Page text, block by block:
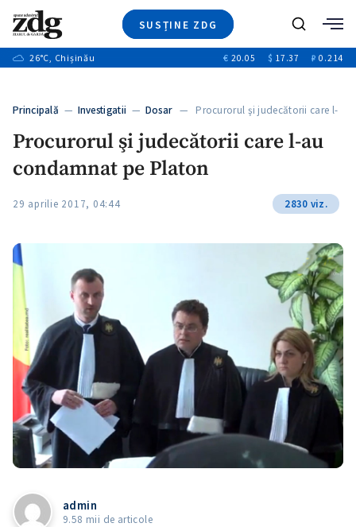
SUSȚINE ZDG
Ştiri
+7
Video
Special
+1
+1
+2
Caută
26°C, Chișinău € 20.05 $ 17.37 ₽ 0.214
Principală — Investigatii — Dosar— Procurorul şi judecătorii care l-
Procurorul şi judecătorii care l-au
condamnat pe Platon
29 aprilie 2017, 04:44 2830 viz.
admin
9.58 mii de articole